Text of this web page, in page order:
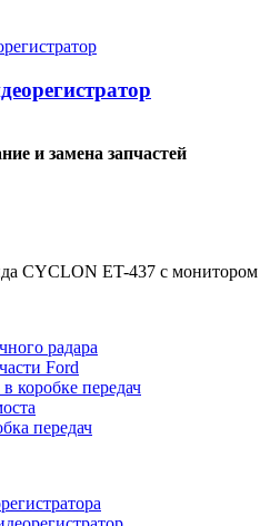
и замена запчастей
CYCLON ET-437 с монитором
радара
Ford
коробке передач
передач